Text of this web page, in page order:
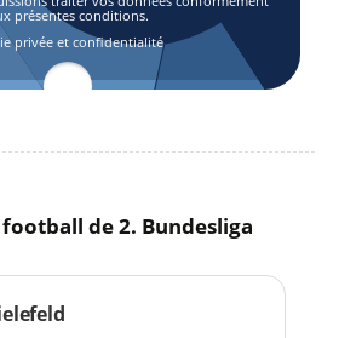
présentes conditions.
privée et confidentialité
de 2. Bundesliga